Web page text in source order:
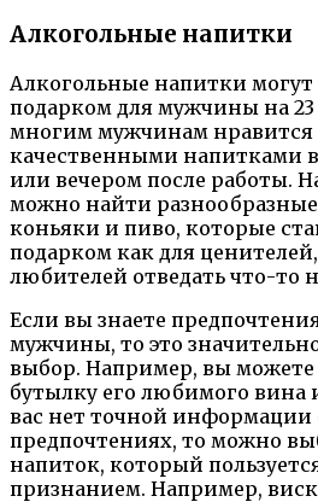
Алкогольные напитки
Алкогольные напитки
подарком для мужчины на 23
многим мужчинам нравится
качественными напитками
или вечером после работы.
можно найти
коньяки и пиво, которые
подарком как для
любителей отведать что-то
Если вы знаете
мужчины, то это
выбор. Например, вы можете
бутылку его любимого вина
вас нет точной информации
предпочтениях, то можно
напиток, который
признанием. Например,